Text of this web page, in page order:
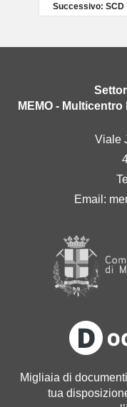
Successivo: SCD
MEMO -
Viale
Email:
Migliaia di
tua